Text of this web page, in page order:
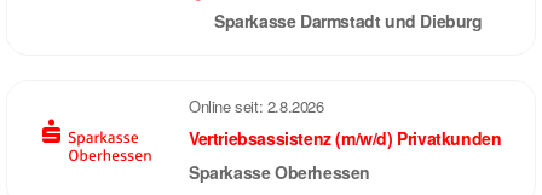
Sparkasse Darmstadt und Dieburg
Online seit: 2.8.2026
Vertriebsassistenz (m/w/d) Privatkunden
Sparkasse Oberhessen